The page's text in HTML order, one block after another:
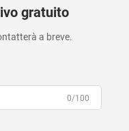
gratuito
a breve.
0/100